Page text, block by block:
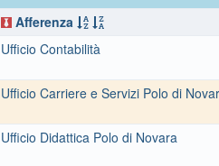
Afferenza
Ufficio Contabilità
Ufficio Carriere e Servizi Polo di
Ufficio Didattica Polo di Novara